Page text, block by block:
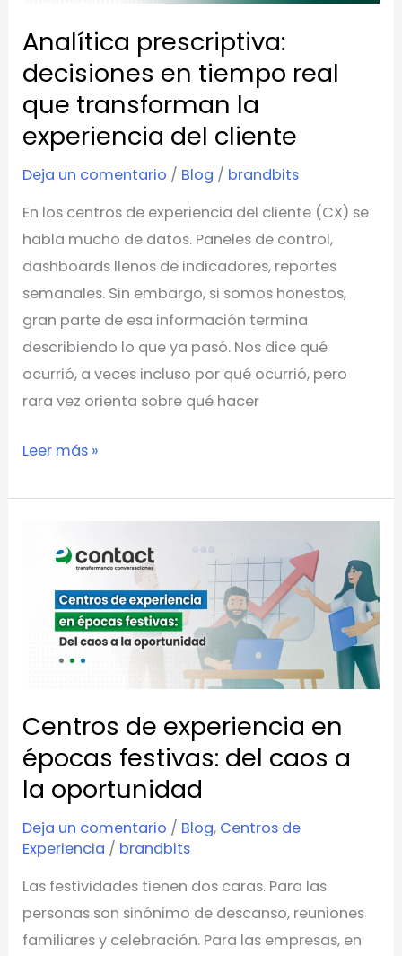
Analítica prescriptiva:
decisiones en tiempo real
que transforman la
experiencia del cliente
Deja un comentario / Blog / brandbits
En los centros de experiencia del cliente (CX) se
habla mucho de datos. Paneles de control,
dashboards llenos de indicadores, reportes
semanales. Sin embargo, si somos honestos,
gran parte de esa información termina
describiendo lo que ya pasó. Nos dice qué
ocurrió, a veces incluso por qué ocurrió, pero
rara vez orienta sobre qué hacer
transforman
la
experiencia
del
cliente
Leer más »
Centros de experiencia en
épocas festivas: del caos a
la oportunidad
Deja un comentario / Blog, Centros de
Experiencia / brandbits
Las festividades tienen dos caras. Para las
personas son sinónimo de descanso, reuniones
familiares y celebración. Para las empresas, en
experiencia
épocas
festivas:
caos
a
la
oportunidad